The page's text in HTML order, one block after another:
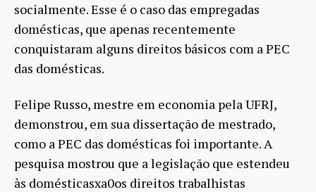
socialmente. Esse é o caso das empregadas
domésticas, que apenas recentemente
conquistaram alguns direitos básicos com a PEC
das domésticas.
Felipe Russo, mestre em economia pela UFRJ,
demonstrou, em sua dissertação de mestrado,
como a PEC das domésticas foi importante. A
pesquisa mostrou que a legislação que estendeu
às domésticasxa0os direitos trabalhistas